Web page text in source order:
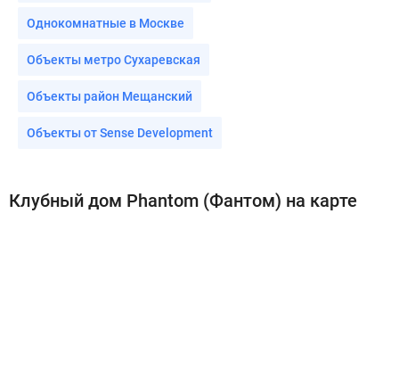
Однокомнатные в Москве
Объекты метро Сухаревская
Объекты район Мещанский
Объекты от Sense Development
Клубный дом Phantom (Фантом) на карте